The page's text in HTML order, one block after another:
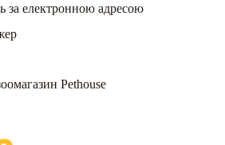
за електронною адресою
Pethouse